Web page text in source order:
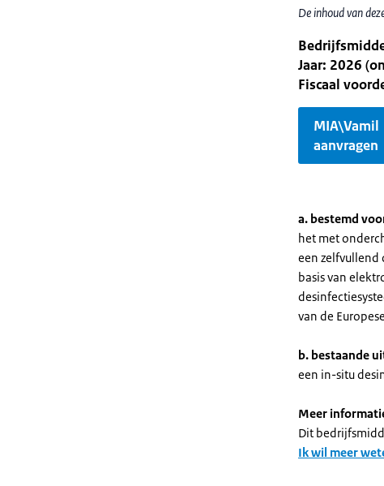
De inhoud van
Jaar: 2026
Fiscaal
MIA\Vamil
aanvragen
a. bestemd
het met
een zelfvullend
basis van
van de
b. bestaande
een in-situ
Meer
Dit
Ik wil meer